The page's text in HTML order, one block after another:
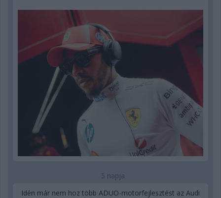
5 napja
Idén már nem hoz több ADUO-motorfejlesztést az Audi